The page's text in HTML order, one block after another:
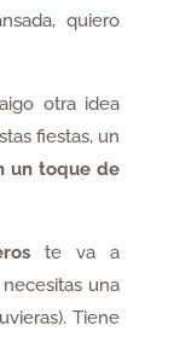
quiero
otra idea
fiestas, un
un toque de
te va a
una
Tiene